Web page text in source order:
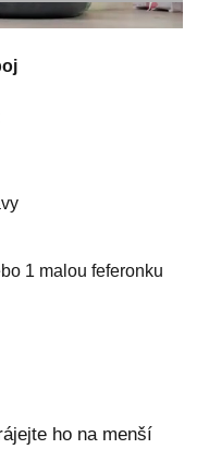
1 malou feferonku
ho na menší